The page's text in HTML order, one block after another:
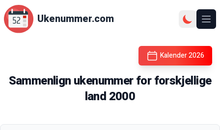
Ukenummer.com
Kalender2026
Sammenlign ukenummer for forskjellige
land 2000